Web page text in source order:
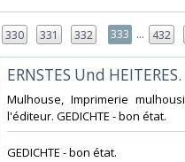
330 331 332 333 ... 432
‎ERNSTES Und HEITERES. ‎
‎Mulhouse, Imprimerie
l'éditeur. GEDICHTE - bon état.‎
‎GEDICHTE - bon état.‎